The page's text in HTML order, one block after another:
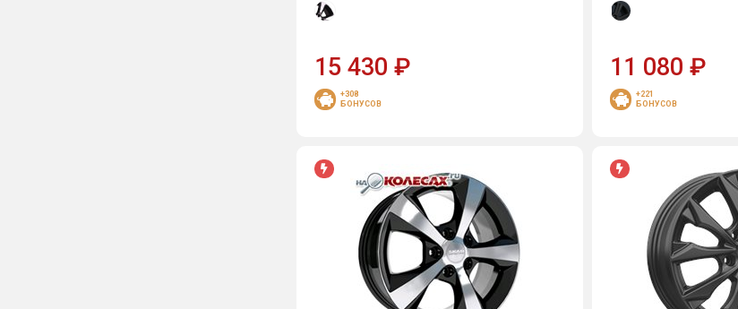
15 430 ₽
+308
БОНУСОВ
11 080₽
+221
БОНУСОВ